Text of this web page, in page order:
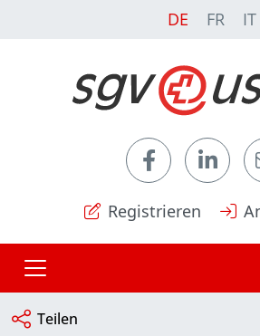
DE FR IT
Registrieren
Teilen